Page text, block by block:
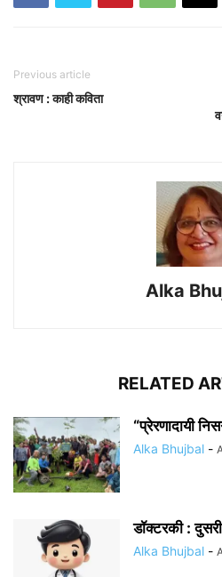
Previous article
श्रावण : काही कविता
Alka
RELATED
“प्रेरणादायी
Alka Bhujbal -
डॉक्टरकी :
Alka Bhujbal -